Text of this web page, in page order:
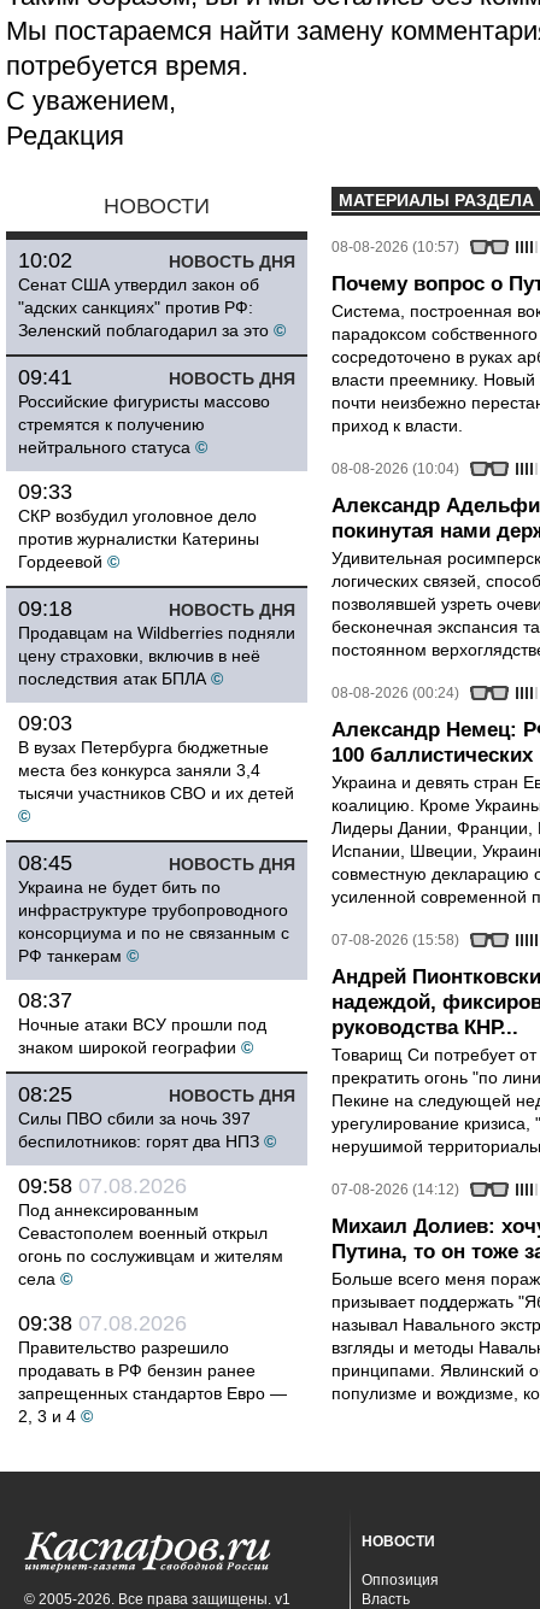
Мы постараемся найти замену
потребуется время.
С уважением,
Редакция
НОВОСТИ
НОВОСТЬ ДНЯ
10:02
Сенат США утвердил закон об
"адских санкциях" против РФ:
Зеленский поблагодарил за это ©
НОВОСТЬ ДНЯ
09:41
Российские фигуристы массово
стремятся к получению
нейтрального статуса ©
09:33
СКР возбудил уголовное дело
против журналистки Катерины
Гордеевой ©
НОВОСТЬ ДНЯ
09:18
Продавцам на Wildberries подняли
цену страховки, включив в неё
последствия атак БПЛА ©
09:03
В вузах Петербурга бюджетные
места без конкурса заняли 3,4
тысячи участников СВО и их детей
©
НОВОСТЬ ДНЯ
08:45
Украина не будет бить по
инфраструктуре трубопроводного
консорциума и по не связанным с
РФ танкерам ©
08:37
Ночные атаки ВСУ прошли под
знаком широкой географии ©
НОВОСТЬ ДНЯ
08:25
Силы ПВО сбили за ночь 397
беспилотников: горят два НПЗ ©
09:58 07.08.2026
Под аннексированным
Севастополем военный открыл
огонь по сослуживцам и жителям
села ©
09:38 07.08.2026
Правительство разрешило
продавать в РФ бензин ранее
запрещенных стандартов Евро —
2, 3 и 4 ©
МАТЕРИАЛЫ РАЗДЕЛА
08-08-2026 (10:57)
Почему вопрос о
Система, построенная
парадоксом
сосредоточено в руках
власти преемнику.
почти неизбежно
приход к власти.
08-08-2026 (10:04)
Александр
покинутая нами
Удивительная
логических связей,
позволявшей узреть
бесконечная экспансия
постоянном
08-08-2026 (00:24)
Александр Немец:
100 баллистических
Украина и девять стран
коалицию. Кроме
Лидеры Дании, Франции,
Испании, Швеции,
совместную декларацию
усиленной современной
07-08-2026 (15:58)
Андрей
надеждой,
руководства КНР...
Товарищ Си потребует
прекратить огонь "по
Пекине на следующей
урегулирование
нерушимой
07-08-2026 (14:12)
Михаил Долиев:
Путина, то он тоже
Больше всего меня
призывает поддержать
называл Навального
взгляды и методы
принципами. Явлинский
популизме и вождизме,
© 2005-2026. Все права защищены. v1
НОВОСТИ
Оппозиция
Власть